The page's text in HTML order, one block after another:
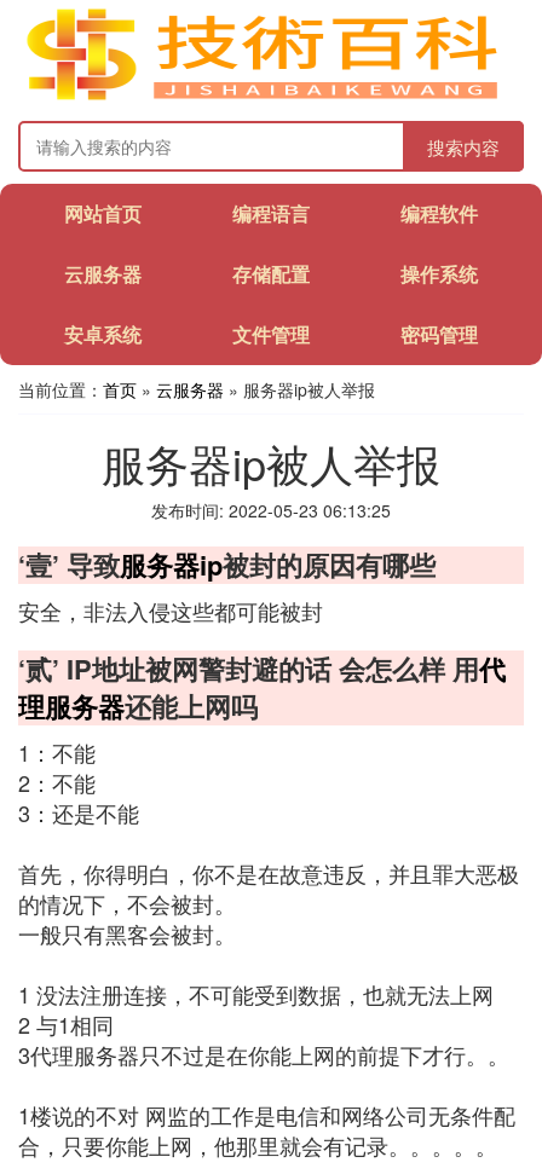
搜索内容
网站首页 编程语言 编程软件
云服务器 存储配置 操作系统
安卓系统 文件管理 密码管理
当前位置： 首页 » 云服务器 » 服务器ip被人举报
服务器ip被人举报
发布时间: 2022-05-23 06:13:25
‘壹’ 导致服务器ip被封的原因有哪些
安全，非法入侵这些都可能被封
‘贰’ IP地址被网警封避的话 会怎么样 用代
理服务器还能上网吗
1：不能
2：不能
3：还是不能
首先，你得明白，你不是在故意违反，并且罪大恶极
的情况下，不会被封。
一般只有黑客会被封。
1 没法注册连接，不可能受到数据，也就无法上网
2 与1相同
3代理服务器只不过是在你能上网的前提下才行。。
1楼说的不对 网监的工作是电信和网络公司无条件配
合，只要你能上网，他那里就会有记录。。。。。